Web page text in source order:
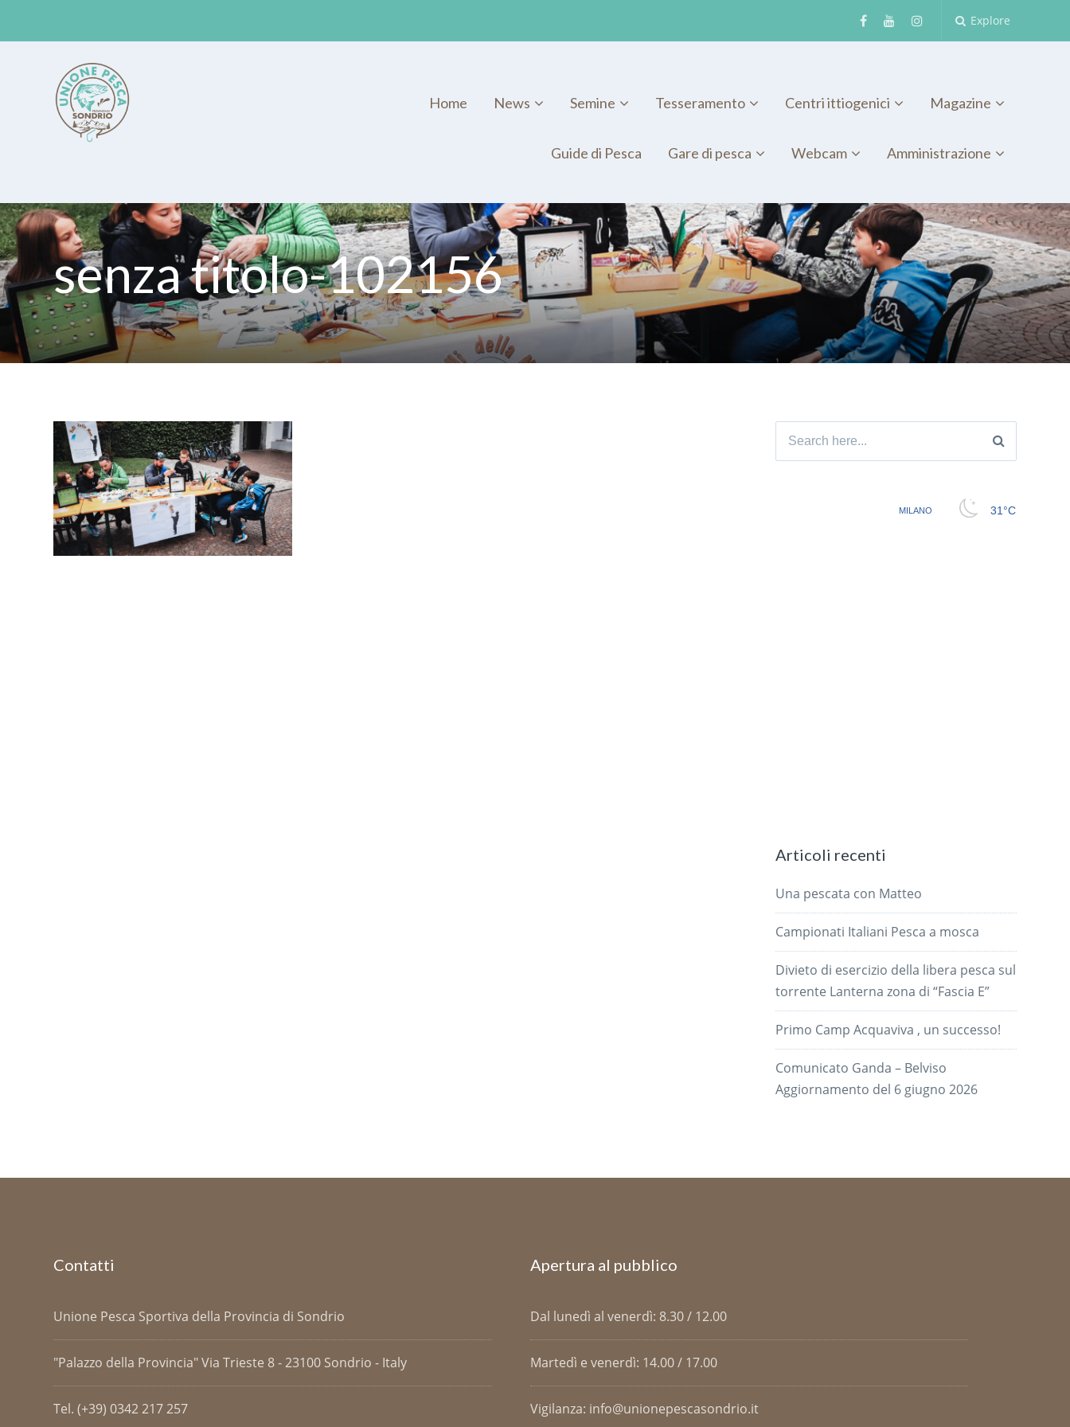
Explore
Home News Semine Tesseramento Centri ittiogenici Magazine
Guide di Pesca Gare di pesca Webcam Amministrazione
senza titolo-102156
Search
Articoli recenti
Una pescata con Matteo
Campionati Italiani Pesca a mosca
Divieto di esercizio della libera pesca sul
torrente Lanterna zona di “Fascia E”
Primo Camp Acquaviva , un successo!
Comunicato Ganda – Belviso
Aggiornamento del 6 giugno 2026
Contatti
Unione Pesca Sportiva della Provincia di Sondrio
"Palazzo della Provincia" Via Trieste 8 - 23100 Sondrio - Italy
Tel. (+39) 0342 217 257
Apertura al pubblico
Dal lunedì al venerdì: 8.30 / 12.00
Martedì e venerdì: 14.00 / 17.00
Vigilanza: info@unionepescasondrio.it